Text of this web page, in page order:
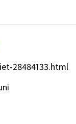
28484133.html